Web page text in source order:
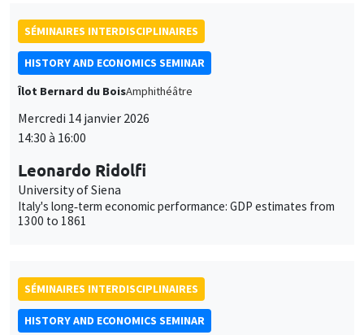
SÉMINAIRES INTERDISCIPLINAIRES
HISTORY AND ECONOMICS SEMINAR
Îlot Bernard du BoisAmphithéâtre
Mercredi 14 janvier 2026
14:30 à 16:00
Leonardo Ridolfi
University of Siena
Italy's long‐term economic performance: GDP estimates from
1300 to 1861
SÉMINAIRES INTERDISCIPLINAIRES
HISTORY AND ECONOMICS SEMINAR